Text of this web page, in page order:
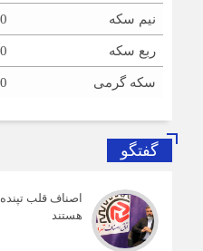
نیم سکه
ربع سکه
سکه گرمی
گفتگو
اصناف قلب
هستند